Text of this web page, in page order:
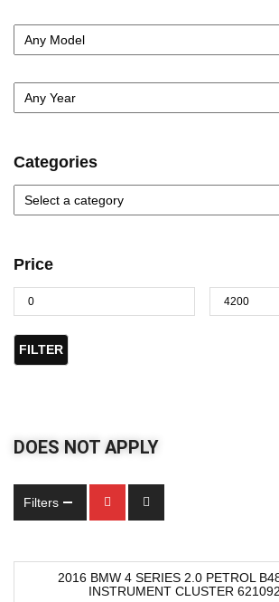
Categories
Price
FILTER
DOES NOT APPLY
Filters
2016 BMW 4 SERIES 2.0 PETROL
INSTRUMENT CLUSTER